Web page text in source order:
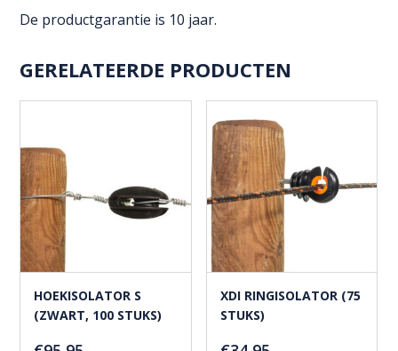
De productgarantie is 10 jaar.
GERELATEERDE PRODUCTEN
HOEKISOLATOR S
(ZWART, 100 STUKS)
XDI RINGISOLATOR (75
STUKS)